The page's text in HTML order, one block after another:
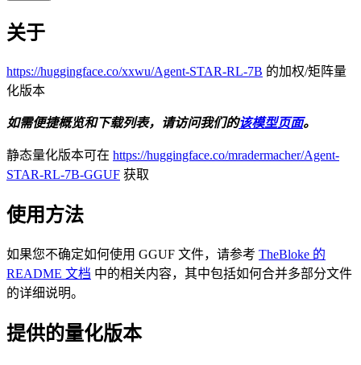
关于
https://huggingface.co/xxwu/Agent-STAR-RL-7B 的加权/矩阵量
化版本
如需便捷概览和下载列表，请访问我们的该模型页面。
静态量化版本可在 https://huggingface.co/mradermacher/Agent-
STAR-RL-7B-GGUF 获取
使用方法
如果您不确定如何使用 GGUF 文件，请参考 TheBloke 的
README 文档 中的相关内容，其中包括如何合并多部分文件
的详细说明。
提供的量化版本